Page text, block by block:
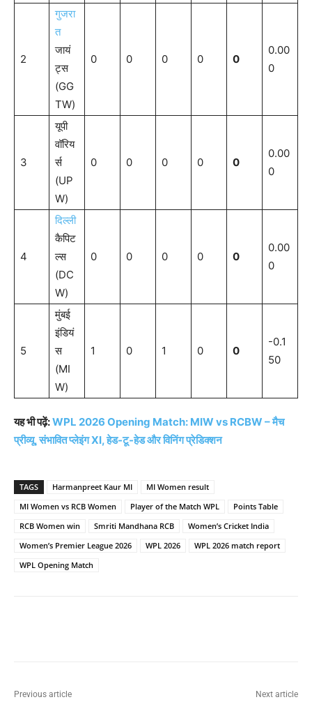
2
गुजरा
त
जायं
ट्स
(GG
TW)
0 0 0 0 0
0.00
0
3
यूपी
वॉरिय
र्स
(UP
W)
0 0 0 0 0
0.00
0
4
दिल्ली
कैपिट
ल्स
(DC
W)
0 0 0 0 0
0.00
0
5
मुंबई
इंडियं
स
(MI
W)
1 0 1 0 0
-0.1
50
यह भी पढ़ें:WPL 2026 Opening Match: MIW vs RCBW – मैच
प्रीव्यू, संभावित प्लेइंग XI, हेड-टू-हेड और विनिंग प्रेडिक्शन
TAGS Harmanpreet Kaur MI
MI Women result
MI Women vs RCB Women
Player of the Match WPL
Points Table
RCB Women win
Smriti Mandhana RCB
Women’s Cricket India
Women’s Premier League 2026
WPL 2026
WPL 2026 match report
WPL Opening Match
Previous article Next article